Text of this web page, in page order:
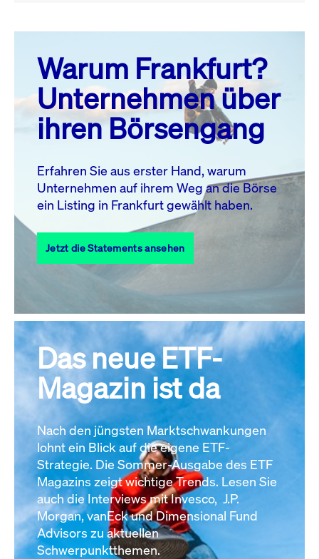
August 26
MO. DI. MI. DO. FR. SA. SO.
1
2
3
4 5 6 7 8
10 11 13 14
17
18 19 20 21 22
23
27 28
31
Alle Events
Warum Frankfurt?
Unternehmen über
ihren Börsengang
Erfahren Sie aus erster Hand, warum
Unternehmen auf ihrem Weg an die Börse
ein Listing in Frankfurt gewählt haben.
Jetzt die Statements ansehen
Das neue ETF-
Magazin ist da
Nach den jüngsten Marktschwankungen
lohnt ein Blick auf die eigene ETF-
Strategie. Die Sommer-Ausgabe des ETF
Magazins zeigt wichtige Trends. Lesen Sie
auch die Interviews mit Invesco, J.P.
Morgan, vanEck und Dimensional Fund
Advisors zu aktuellen
Schwerpunktthemen.